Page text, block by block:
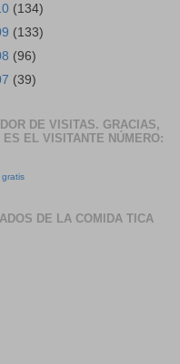
(134)
(133)
(96)
(39)
DE VISITAS. GRACIAS,
ES EL VISITANTE NÚMERO:
DE LA COMIDA TICA